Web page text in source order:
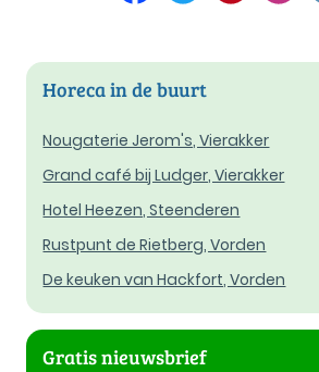
Horeca in de buurt
Nougaterie Jerom's, Vierakker
Grand café bij Ludger, Vierakker
Hotel Heezen, Steenderen
Rustpunt de Rietberg, Vorden
De keuken van Hackfort, Vorden
Gratis nieuwsbrief